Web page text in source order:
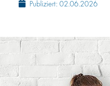
Publiziert: 02.06.2026